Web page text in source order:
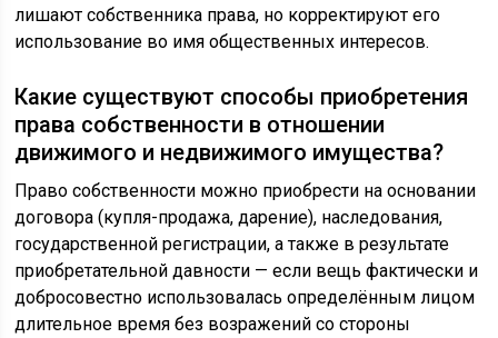
лишают собственника права, но корректируют его
использование во имя общественных интересов.
Какие существуют способы приобретения
права собственности в отношении
движимого и недвижимого имущества?
Право собственности можно приобрести на основании
договора (купля-продажа, дарение), наследования,
государственной регистрации, а также в результате
приобретательной давности — если вещь фактически и
добросовестно использовалась определённым лицом
длительное время без возражений со стороны